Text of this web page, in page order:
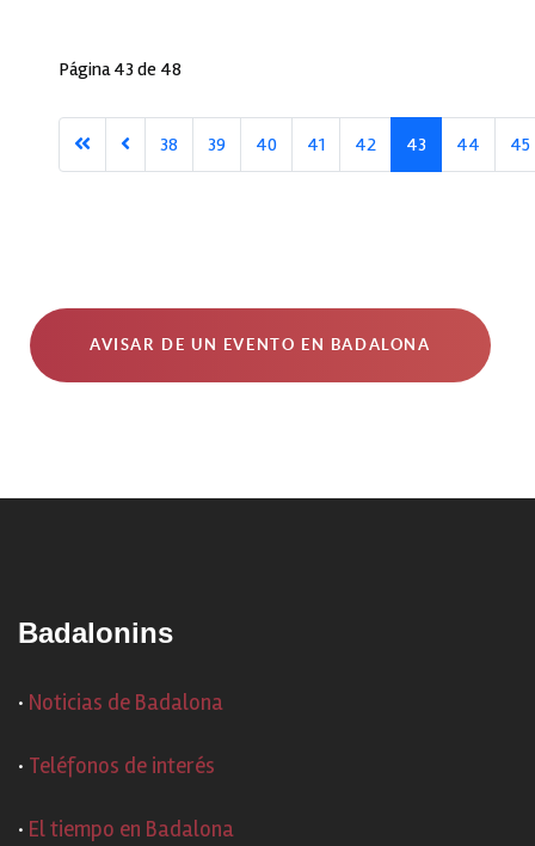
Página 43 de 48
38 39 40 41 42 43 44 45
AVISAR DE UN EVENTO EN BADALONA
Badalonins
· Noticias de Badalona
· Teléfonos de interés
· El tiempo en Badalona